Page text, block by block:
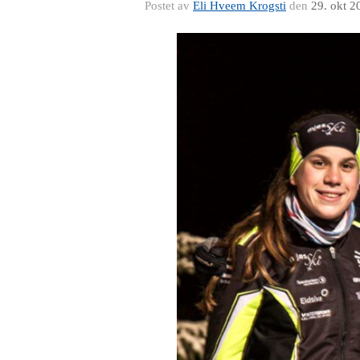
Postet av Eli Hveem Krogsti den 29. okt